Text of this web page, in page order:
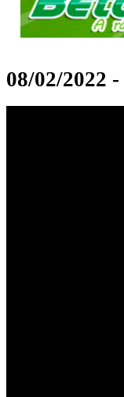
08/02/2022